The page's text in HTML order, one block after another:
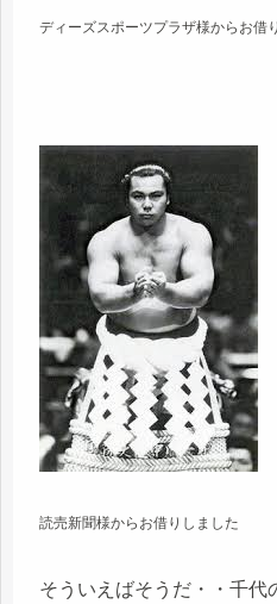
ディーズスポーツプラザ様からお借
読売新聞様からお借りしました
そういえばそうだ・・千代